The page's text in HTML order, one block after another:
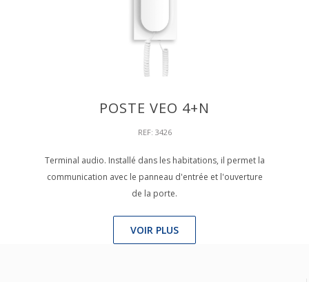
POSTE VEO 4+N
REF: 3426
Terminal audio. Installé dans les habitations, il permet la
communication avec le panneau d'entrée et l'ouverture
de la porte.
VOIR PLUS